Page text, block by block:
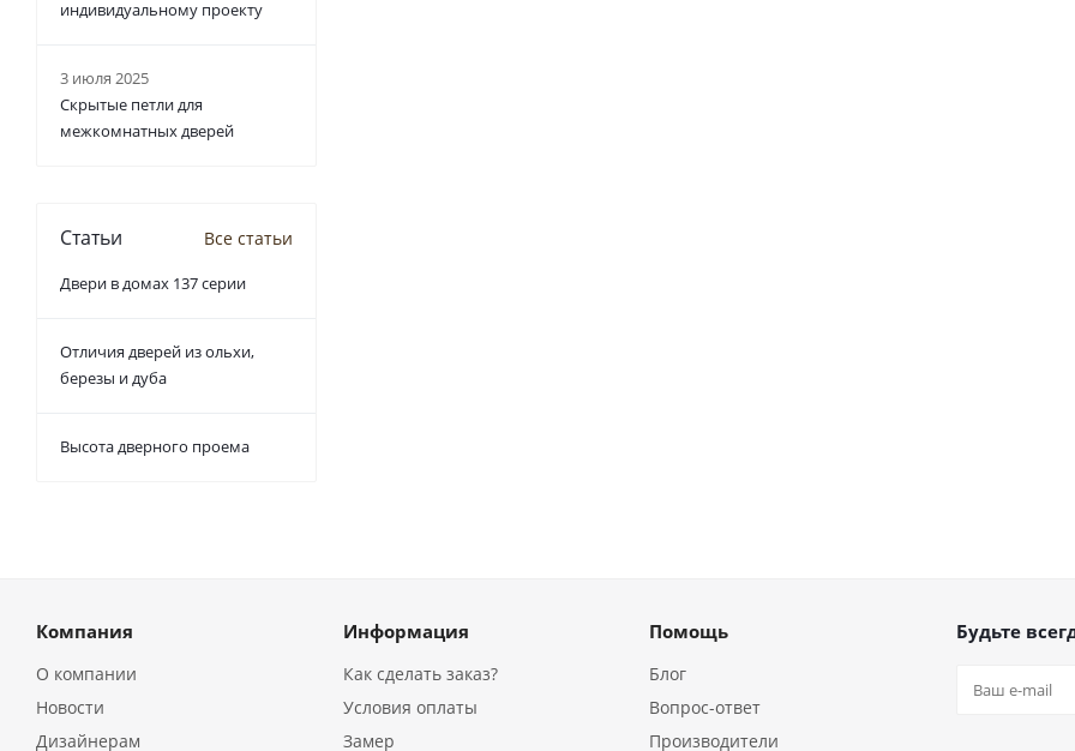
индивидуальному проекту
3 июля 2025
Скрытые петли для
межкомнатных дверей
Статьи Все статьи
Двери в домах 137 серии
Отличия дверей из ольхи,
березы и дуба
Высота дверного проема
Компания
О компании
Новости
Дизайнерам
Информация
Как сделать заказ?
Условия оплаты
Замер
Помощь
Блог
Вопрос-ответ
Производители
Будьте